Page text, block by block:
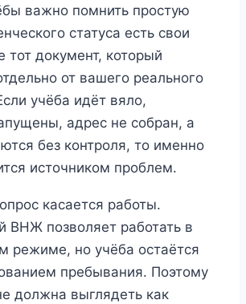
важно помнить простую
статуса есть свои
тот документ, который
от вашего реального
учёба идёт вяло,
адрес не собран, а
без контроля, то именно
источником проблем.
касается работы.
ВНЖ позволяет работать в
режиме, но учёба остаётся
пребывания. Поэтому
должна выглядеть как